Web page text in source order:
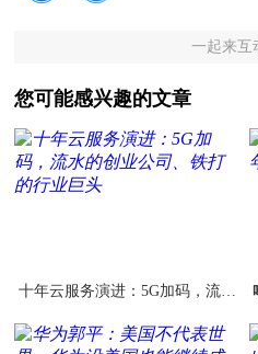
一起来互
您可能感兴趣的文章
十年云服务演进：5G加码，流水